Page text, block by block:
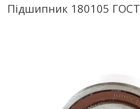
Підшипник 180105 ГОСТ